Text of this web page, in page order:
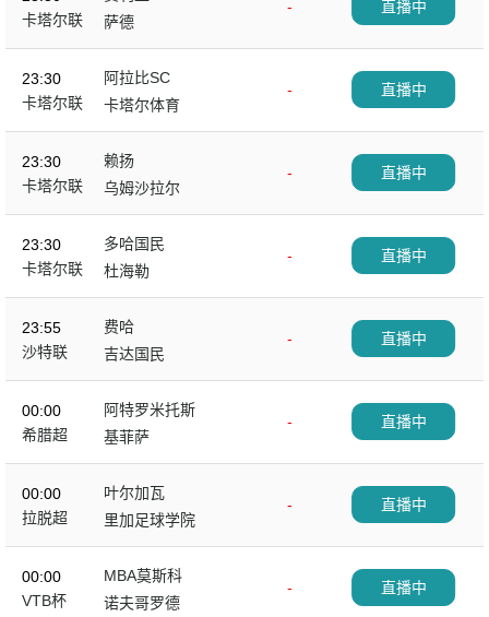
卡塔尔联
-
萨德
直播中
23:30
卡塔尔联
阿拉比SC
-
卡塔尔体育
直播中
23:30
卡塔尔联
赖扬
-
乌姆沙拉尔
直播中
23:30
卡塔尔联
多哈国民
-
杜海勒
直播中
23:55
沙特联
费哈
-
吉达国民
直播中
00:00
希腊超
阿特罗米托斯
-
基菲萨
直播中
00:00
拉脱超
叶尔加瓦
-
里加足球学院
直播中
00:00
VTB杯
MBA莫斯科
-
诺夫哥罗德
直播中